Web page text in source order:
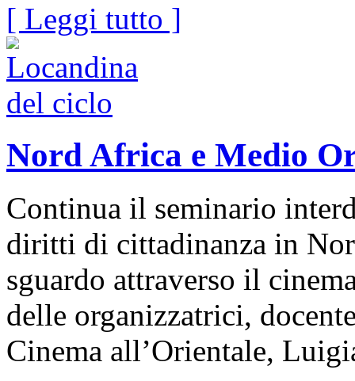
[ Leggi tutto ]
Nord Africa e Medio
Continua il seminario
diritti di cittadinanza in
sguardo attraverso il
delle organizzatrici,
Cinema all’Orientale,